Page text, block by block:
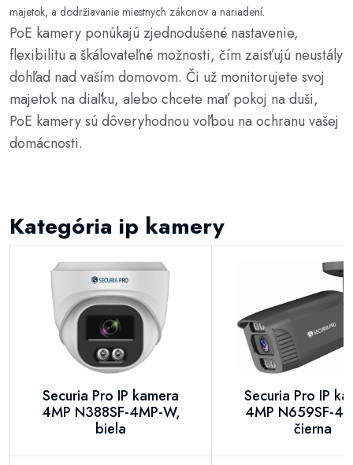
majetok, a dodržiavanie miestnych zákonov a nariadení.
PoE kamery ponúkajú zjednodušené nastavenie,
flexibilitu a škálovateľné možnosti, čím zaisťujú neustály
dohľad nad vaším domovom. Či už monitorujete svoj
majetok na diaľku, alebo chcete mať pokoj na duši,
PoE kamery sú dôveryhodnou voľbou na ochranu vašej
domácnosti.
Kategória ip kamery
Securia Pro IP kamera
4MP N388SF-4MP-W,
biela
Securia Pro IP
4MP N659SF-
čierna